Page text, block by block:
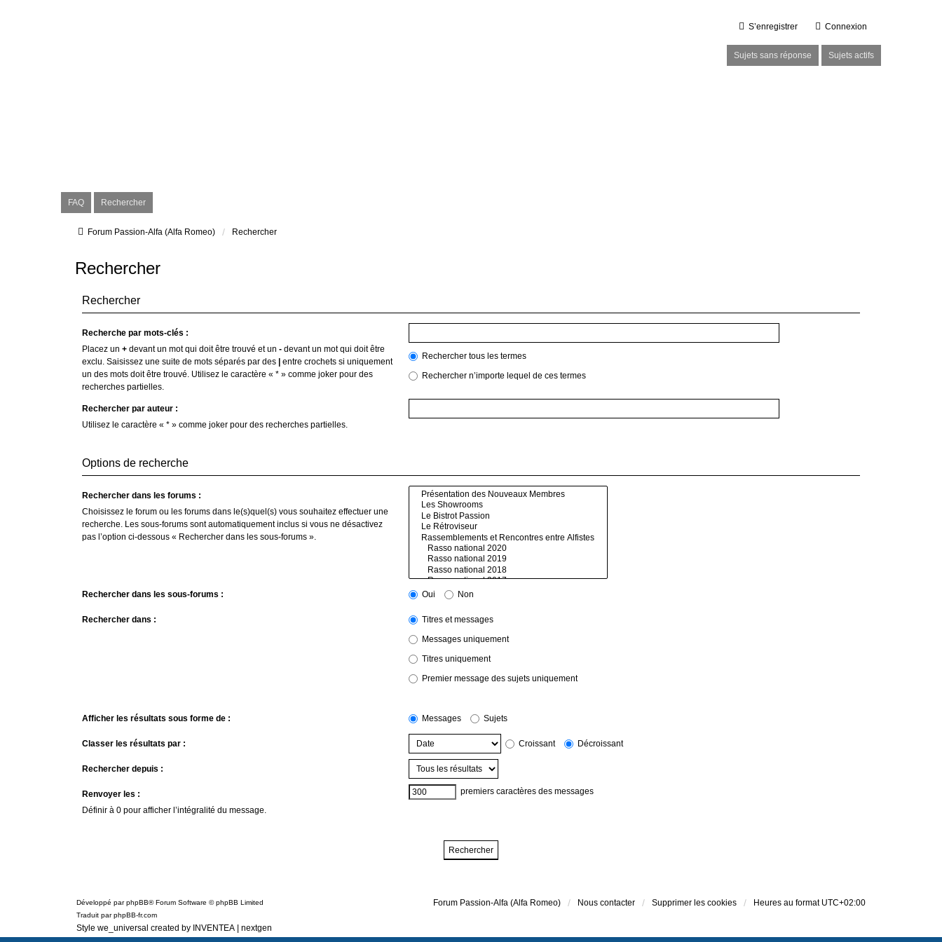
Connexion
S’enregistrer
Sujets sans réponse Sujets actifs
FAQ Rechercher
Forum Passion-Alfa (Alfa Romeo) Rechercher
Rechercher
Rechercher
Recherche par mots-clés :
Placez un + devant un mot qui doit être trouvé et un - devant un mot qui doit être
exclu. Saisissez une suite de mots séparés par des
entre crochets si uniquement
un des mots doit être trouvé. Utilisez le caractère « * » comme joker pour des
recherches partielles.
Rechercher tous les termes
Rechercher n’importe lequel de ces termes
Rechercher par auteur :
Utilisez le caractère « * » comme joker pour des recherches partielles.
Options de recherche
Rechercher dans les forums :
Choisissez le forum ou les forums dans le(s)quel(s) vous souhaitez effectuer une
recherche. Les sous-forums sont automatiquement inclus si vous ne désactivez
pas l’option ci-dessous « Rechercher dans les sous-forums ».
Rechercher dans les sous-forums : Oui Non
Rechercher dans :
Titres et messages
Messages uniquement
Titres uniquement
Premier message des sujets uniquement
Afficher les résultats sous forme de : Messages Sujets
Classer les résultats par : Croissant Décroissant
Rechercher depuis :
Renvoyer les :
Définir à 0 pour afficher l’intégralité du message.
premiers caractères des messages
Forum Passion-Alfa (Alfa Romeo) Nous contacter Supprimer les cookies Heures au format UTC+02:00
Développé parphpBB® Forum Software © phpBB Limited
Traduit parphpBB-fr.com
Style we_universal created by INVENTEA nextgen